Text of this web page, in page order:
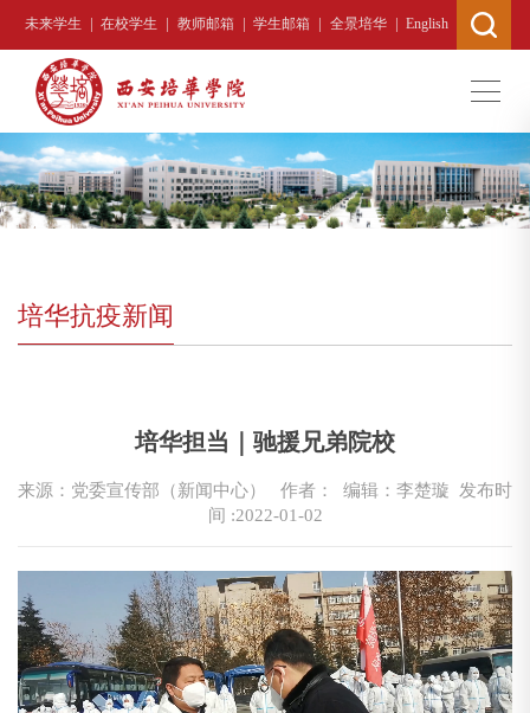
未来学生 | 在校学生 | 教师邮箱 | 学生邮箱 | 全景培华 | English
培华抗疫新闻
培华担当｜驰援兄弟院校
来源：党委宣传部（新闻中心） 作者： 编辑：李楚璇 发布时
间 :2022-01-02